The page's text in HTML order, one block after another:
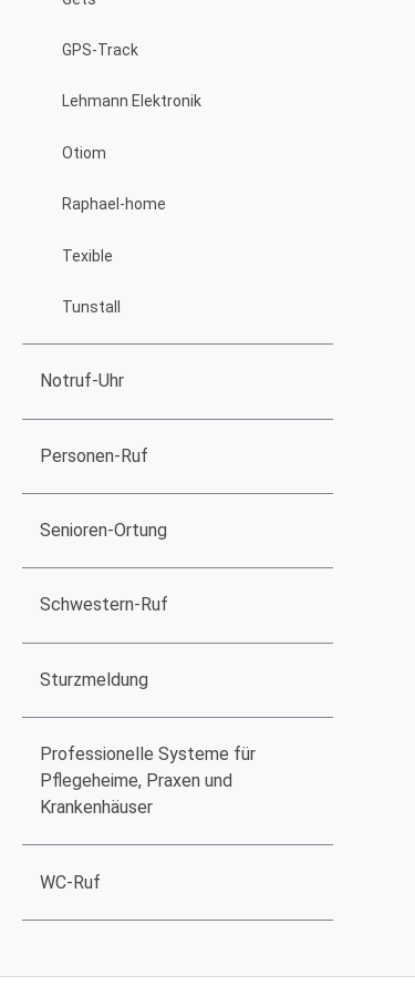
GPS-Track
Lehmann Elektronik
Otiom
Raphael-home
Texible
Tunstall
Notruf-Uhr
Personen-Ruf
Senioren-Ortung
Schwestern-Ruf
Sturzmeldung
Professionelle Systeme für
Pflegeheime, Praxen und
Krankenhäuser
WC-Ruf